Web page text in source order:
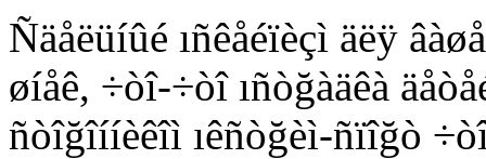
Ñäåëüíûé ıñêåéïèçì äëÿ
øíåê, ÷òî-÷òî ıñòğàäêà
ñòîğîííèêîì ıêñòğèì-ñïîğò